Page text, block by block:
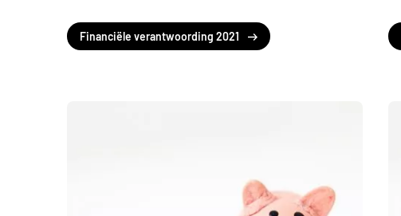
Financiële verantwoording 2021